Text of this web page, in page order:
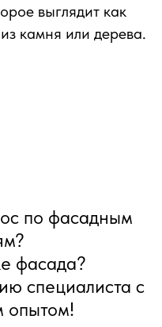
выглядит как
камня или дерева.
по фасадным
фасада?
специалиста с
опытом!